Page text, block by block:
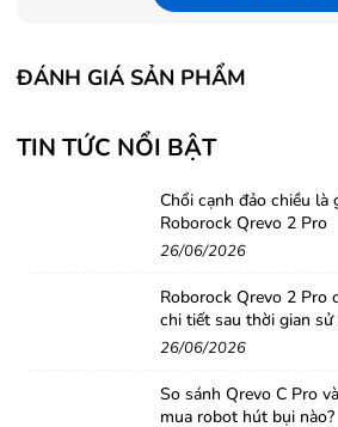
đổ đầy bình và đặt lịch. * Bể chứa
hơn.
ĐÁNH GIÁ SẢN PHẨM
TIN TỨC NỔI BẬT
Chổi cạnh đảo chiều là
Roborock Qrevo 2 Pro
26/06/2026
Roborock Qrevo 2 Pro
chi tiết sau thời gian
26/06/2026
So sánh Qrevo C Pro
mua robot hút bụi nào?